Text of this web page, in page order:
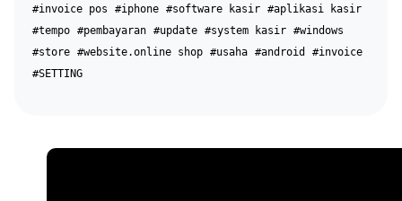
#invoice pos
#iphone #software kasir #aplikasi kasir
#tempo #pembayaran #update #system kasir #windows
#store #website.online shop #usaha #android
#invoice
#SETTING